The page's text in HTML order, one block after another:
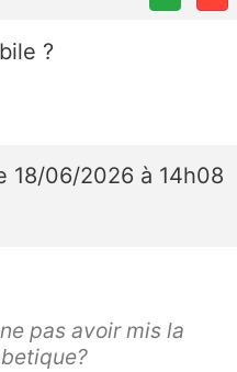
?
18/06/2026 à 14h08
pas avoir mis la